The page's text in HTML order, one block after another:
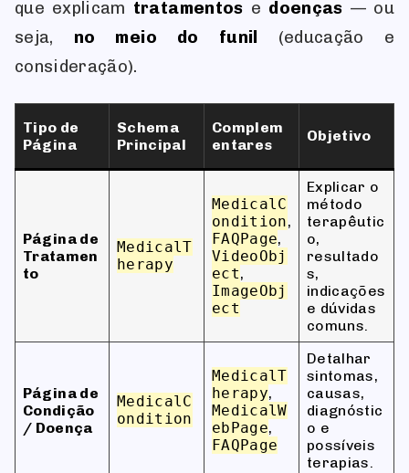
que explicam tratamentos e doenças — ou
seja, no meio do funil
(educação e
consideração).
Tipo de
Página
Schema
Principal
Complem
entares
Objetivo
Página de
Tratamen
to
MedicalT
herapy
MedicalC
ondition,
FAQPage,
VideoObj
ect,
ImageObj
ect
Explicar o
método
terapêutic
o,
resultado
s,
indicações
e dúvidas
comuns.
Página de
Condição
/ Doença
MedicalC
ondition
MedicalT
herapy,
MedicalW
ebPage,
FAQPage
Detalhar
sintomas,
causas,
diagnóstic
o e
possíveis
terapias.